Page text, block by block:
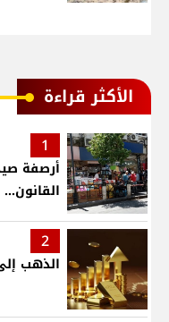
الأكثر قراءة
1
أرصفة
2
الذهب إلى 5 آلاف دولار في